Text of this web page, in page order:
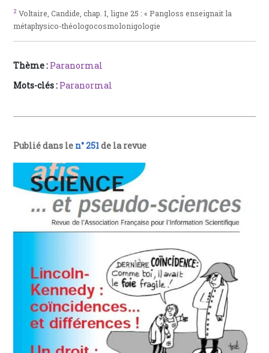
2 Voltaire, Candide, chap. I, ligne 25 : « Pangloss enseignait la
métaphysico-théologocosmolonigologie
Thème : Paranormal
Mots-clés : Paranormal
Publié dans le n° 251de la revue